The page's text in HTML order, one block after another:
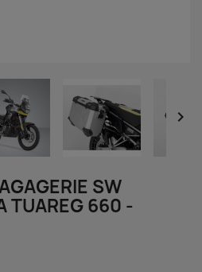

SW
TUAREG 660 -